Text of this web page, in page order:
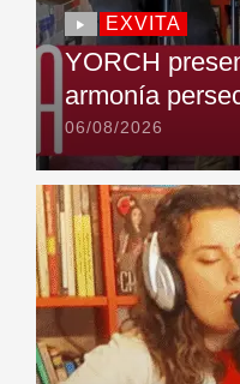
EXVITA
YORCH
armonía
06/08/2026